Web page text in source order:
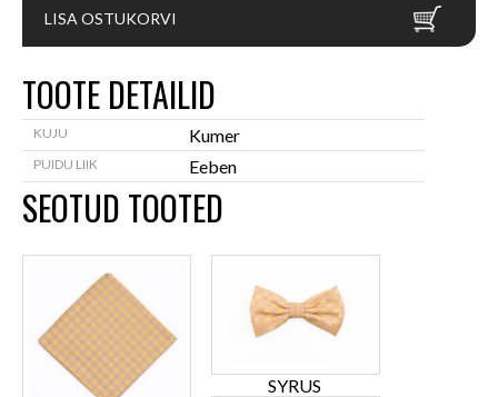
LISA OSTUKORVI
TOOTE DETAILID
KUJU Kumer
PUIDU LIIK Eeben
SEOTUD TOOTED
SYRUS